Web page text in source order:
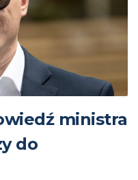
ministra
do